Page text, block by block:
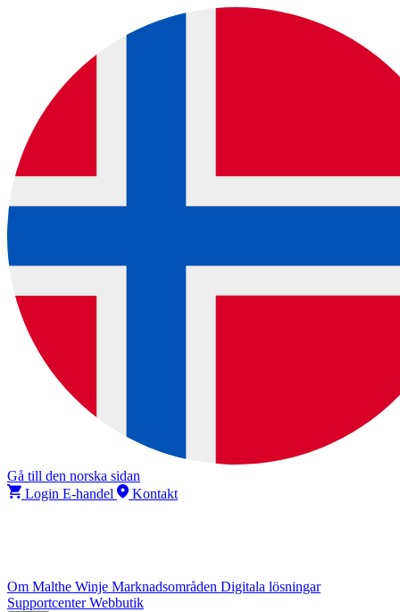
Gå till den norska sidan
Login E-handel
Kontakt
Om Malthe Winje Marknadsområden Digitala lösningar
SupportcenterWebbutik